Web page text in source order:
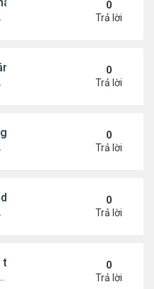
0
Trả lời
không phải vợ chồng vẫn
0
Trả lời
"Tôi sắp 50, liệu có
0
Trả lời
mừng sinh nhật0
Trả lời
bên bạn trai mới
0
Trả lời